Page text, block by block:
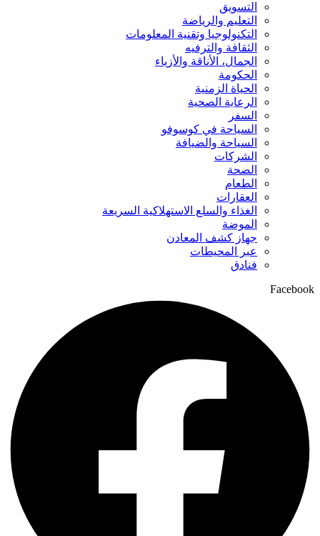
التسويق
التعليم والرياضة
التكنولوجيا وتقنية المعلومات
الثقافة والترفيه
الجمال، الأناقة والأزياء
الحكومة
الحياة الزمنية
الرعاية الصحية
السفر
السياحة في كوسوفو
السياحة والضيافة
الشركات
الصحة
الطعام
العقارات
الغذاء والسلع الاستهلاكية السريعة
الموضة
جهاز كشف المعادن
عبر المحيطات
فنادق
Facebook